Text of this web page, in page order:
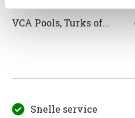
VCA Pools, Turks of...
Snelle service